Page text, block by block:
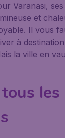
Varanasi,
et
Il vous
à
la ville en
les